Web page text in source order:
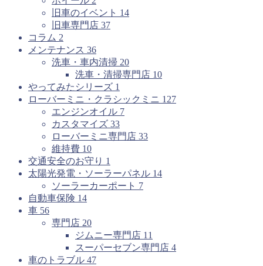
旧車のイベント 14
旧車専門店 37
コラム 2
メンテナンス 36
洗車・車内清掃 20
洗車・清掃専門店 10
やってみたシリーズ 1
ローバーミニ・クラシックミニ 127
エンジンオイル 7
カスタマイズ 33
ローバーミニ専門店 33
維持費 10
交通安全のお守り 1
太陽光発電・ソーラーパネル 14
ソーラーカーポート 7
自動車保険 14
車 56
専門店 20
ジムニー専門店 11
スーパーセブン専門店 4
車のトラブル 47